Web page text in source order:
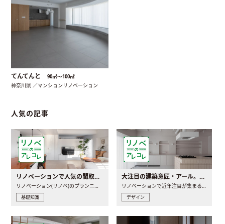
てんてんと 90㎡〜100㎡
神奈川県 ／マンションリノベーション
人気の記事
リノベーションで人気の間取りとは？トレンドの間取りと実例を徹底解説
リノベーション(リノベ)のプランニングで一番最初に決めるのは..
基礎知識
大注目の建築意匠・アール。人気の理由と空間に取り入れるポイント
リノベーションで近年注目が集まる建築意匠の一つであるアール..
デザイン